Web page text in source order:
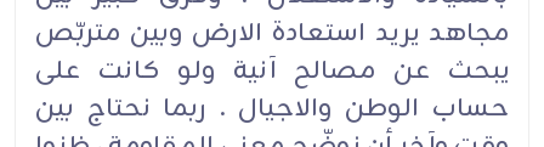
مجاهد يريد استعادة الارض وبين متربّص
يبحث عن مصالح آنية ولو كانت على
حساب الوطن والاجيال . ربما نحتاج بين